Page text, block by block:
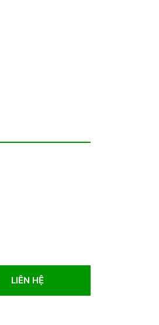
LIÊN HỆ